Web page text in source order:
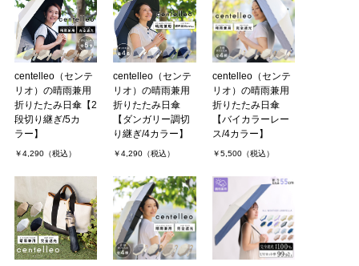
centelleo（センテ
リオ）の晴雨兼用
折りたたみ日傘【2
段切り継ぎ/5カ
ラー】
￥4,290（税込）
centelleo（センテ
リオ）の晴雨兼用
折りたたみ日傘
【ダンガリー調切
り継ぎ/4カラー】
￥4,290（税込）
centelleo（センテ
リオ）の晴雨兼用
折りたたみ日傘
【バイカラーレー
ス/4カラー】
￥5,500（税込）